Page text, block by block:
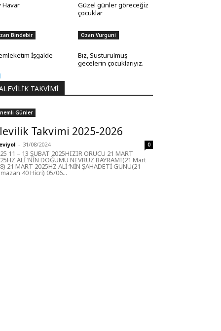
Havar
Güzel günler göreceğiz
çocuklar
Bindebir
İşgalde
Ozan Vurguni
Biz, Susturulmuş
gecelerin çocuklarıyız.
TAKVIMI
Günler
Takvimi 2025-2026
- 31/08/2024 0
11 – 13 ŞUBAT 2025HIZIR ORUCU 21 MART
ALİ ‘NİN DOĞUMU NEVRUZ BAYRAMI(21 Mart
21 MART 2025HZ ALİ ‘NİN ŞAHADETİ GÜNÜ(21
40 Hicri) 05/06...